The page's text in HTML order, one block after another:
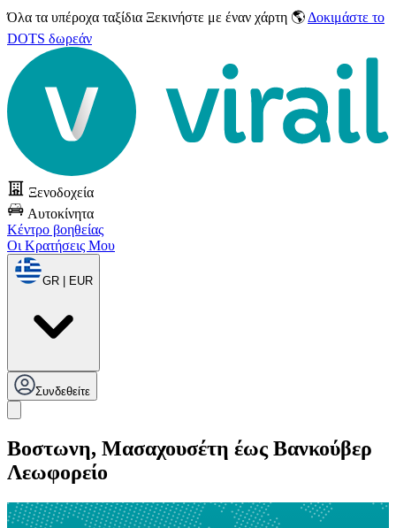
Όλα τα υπέροχα ταξίδια Ξεκινήστε με έναν χάρτη 🌎 Δοκιμάστε το
DOTS δωρεάν
Ξενοδοχεία
Αυτοκίνητα
Κέντρο βοηθείας
Οι Κρατήσεις Μου
GR | EUR
Συνδεθείτε
Βοστωνη, Μασαχουσέτη έως Βανκούβερ
Λεωφορείο